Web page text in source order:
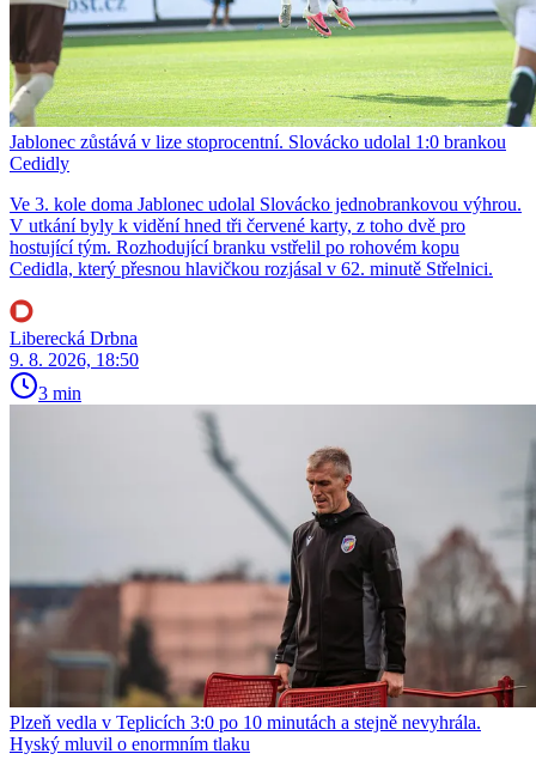
Jablonec zůstává v lize stoprocentní. Slovácko udolal 1:0 brankou
Cedidly
Ve 3. kole doma Jablonec udolal Slovácko jednobrankovou výhrou.
V utkání byly k vidění hned tři červené karty, z toho dvě pro
hostující tým. Rozhodující branku vstřelil po rohovém kopu
Cedidla, který přesnou hlavičkou rozjásal v 62. minutě Střelnici.
Liberecká Drbna
9. 8. 2026, 18:50
3 min
Plzeň vedla v Teplicích 3:0 po 10 minutách a stejně nevyhrála.
Hyský mluvil o enormním tlaku